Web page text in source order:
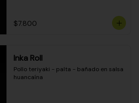
$7.800
Inka Roll
Pollo teriyaki - palta - bañado en salsa
huancaína